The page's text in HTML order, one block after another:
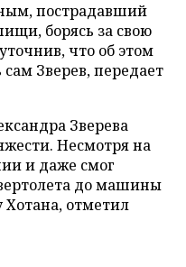
пострадавший
борясь за свою
что об этом
Зверев, передает
Зверева
Несмотря на
и даже смог
до машины
Хотана, отметил